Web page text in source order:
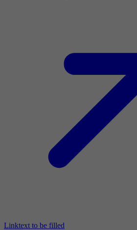
Linktext to be filled